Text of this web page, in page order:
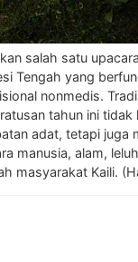
salah satu
Tengah yang
nonmedis.
tahun ini tidak
adat, tetapi juga
manusia, alam,
masyarakat Kaili.